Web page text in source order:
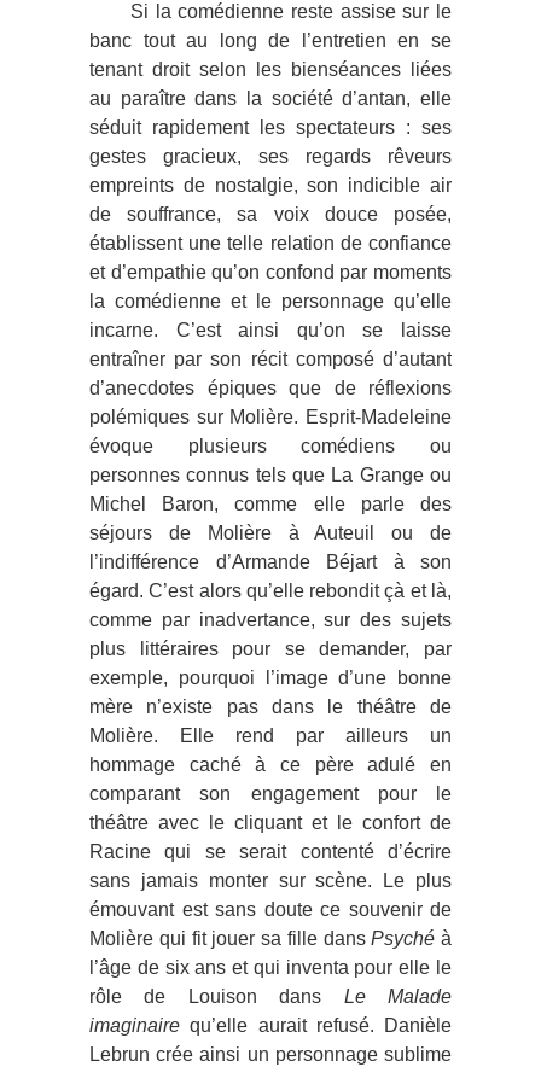
Si la comédienne reste assise sur le
banc tout au long de l’entretien en se
tenant droit selon les bienséances liées
au paraître dans la société d’antan, elle
séduit rapidement les spectateurs : ses
gestes gracieux, ses regards rêveurs
empreints de nostalgie, son indicible air
de souffrance, sa voix douce posée,
établissent une telle relation de confiance
et d’empathie qu’on confond par moments
la comédienne et le personnage qu’elle
incarne. C’est ainsi qu’on se laisse
entraîner par son récit composé d’autant
d’anecdotes épiques que de réflexions
polémiques sur Molière. Esprit-Madeleine
évoque plusieurs comédiens ou
personnes connus tels que La Grange ou
Michel Baron, comme elle parle des
séjours de Molière à Auteuil ou de
l’indifférence d’Armande Béjart à son
égard. C’est alors qu’elle rebondit çà et là,
comme par inadvertance, sur des sujets
plus littéraires pour se demander, par
exemple, pourquoi l’image d’une bonne
mère n’existe pas dans le théâtre de
Molière. Elle rend par ailleurs un
hommage caché à ce père adulé en
comparant son engagement pour le
théâtre avec le cliquant et le confort de
Racine qui se serait contenté d’écrire
sans jamais monter sur scène. Le plus
émouvant est sans doute ce souvenir de
Molière qui fit jouer sa fille dansPsyché à
l’âge de six ans et qui inventa pour elle le
rôle de Louison dans Le Malade
imaginaire qu’elle aurait refusé. Danièle
Lebrun crée ainsi un personnage sublime